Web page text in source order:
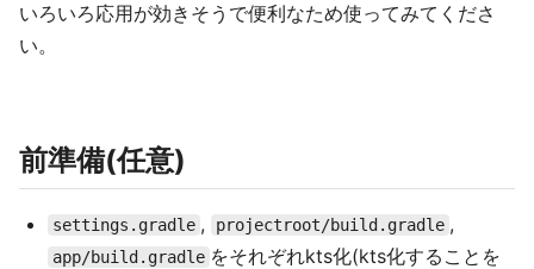
いろいろ応用が効きそうで便利なため使ってみてくださ
い。
前準備(任意)
settings.gradle , projectroot/build.gradle ,
app/build.gradle をそれぞれkts化(kts化することを